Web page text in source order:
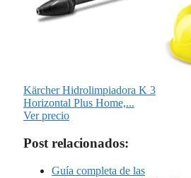
Kärcher Hidrolimpiadora K 3
Horizontal Plus Home,...
Ver precio
Post relacionados:
Guía completa de las